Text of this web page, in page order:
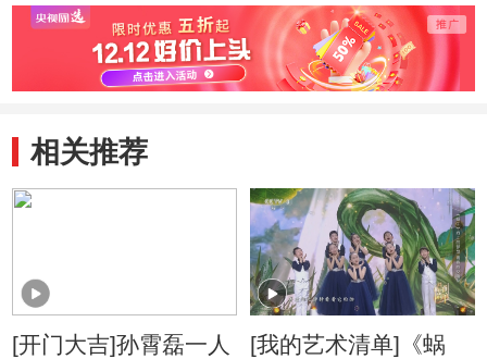
式
实的劳动创造了超
出预期的幸福
望
相关推荐
[开门大吉]孙霄磊一人
[我的艺术清单]《蜗